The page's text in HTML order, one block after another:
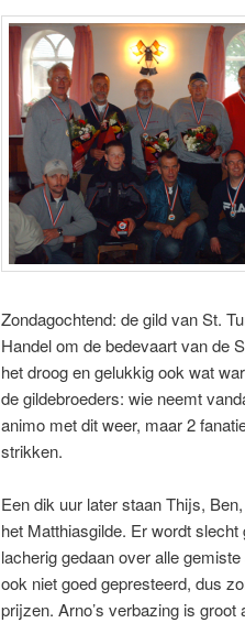
Zondagochtend: de gild van St.
Handel om de bedevaart van de
het droog en gelukkig ook wat
de gildebroeders: wie neemt
animo met dit weer, maar 2
strikken.
Een dik uur later staan Thijs,
het Matthiasgilde. Er wordt
lacherig gedaan over alle
ook niet goed gepresteerd, dus
prijzen. Arno’s verbazing is